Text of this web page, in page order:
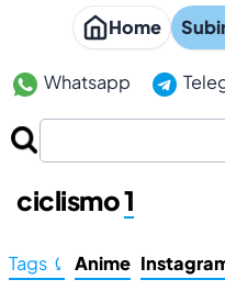
Home
Whatsapp
Grupos de
ciclismo1
Tags ⤹ Anime